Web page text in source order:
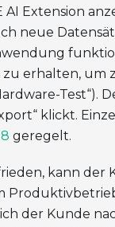
Extension
neue
erhalten, um
Test“).
klickt.
8 geregelt.
kann der
der Kunde